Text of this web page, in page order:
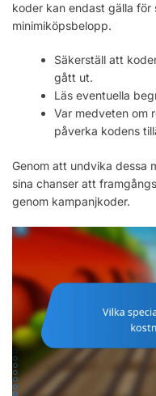
koder kan endast gälla
minimiköpsbelopp.
Säkerställ att
gått ut.
Läs eventuella
Var medveten om
påverka kodens
Genom att undvika dessa
sina chanser att
genom kampanjkoder.